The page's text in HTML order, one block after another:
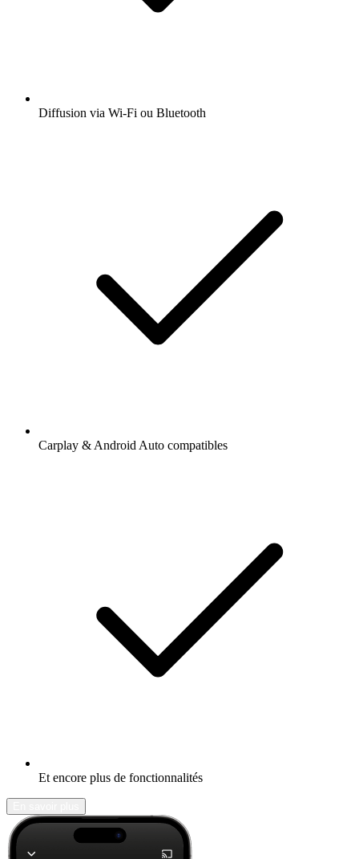
Diffusion via Wi-Fi ou Bluetooth
Carplay & Android Auto compatibles
Et encore plus de fonctionnalités